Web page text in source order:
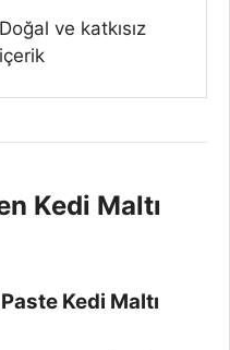
Doğal ve katkısız
içerik
Kedi Maltı
Kedi Maltı